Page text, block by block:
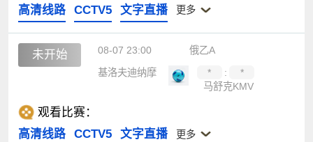
高清线路
CCTV5 文字直播 更多
未开始 08-07 23:00
俄乙A
基洛夫迪纳摩
* :
*
马舒克KMV
观看比赛：
高清线路
CCTV5 文字直播 更多